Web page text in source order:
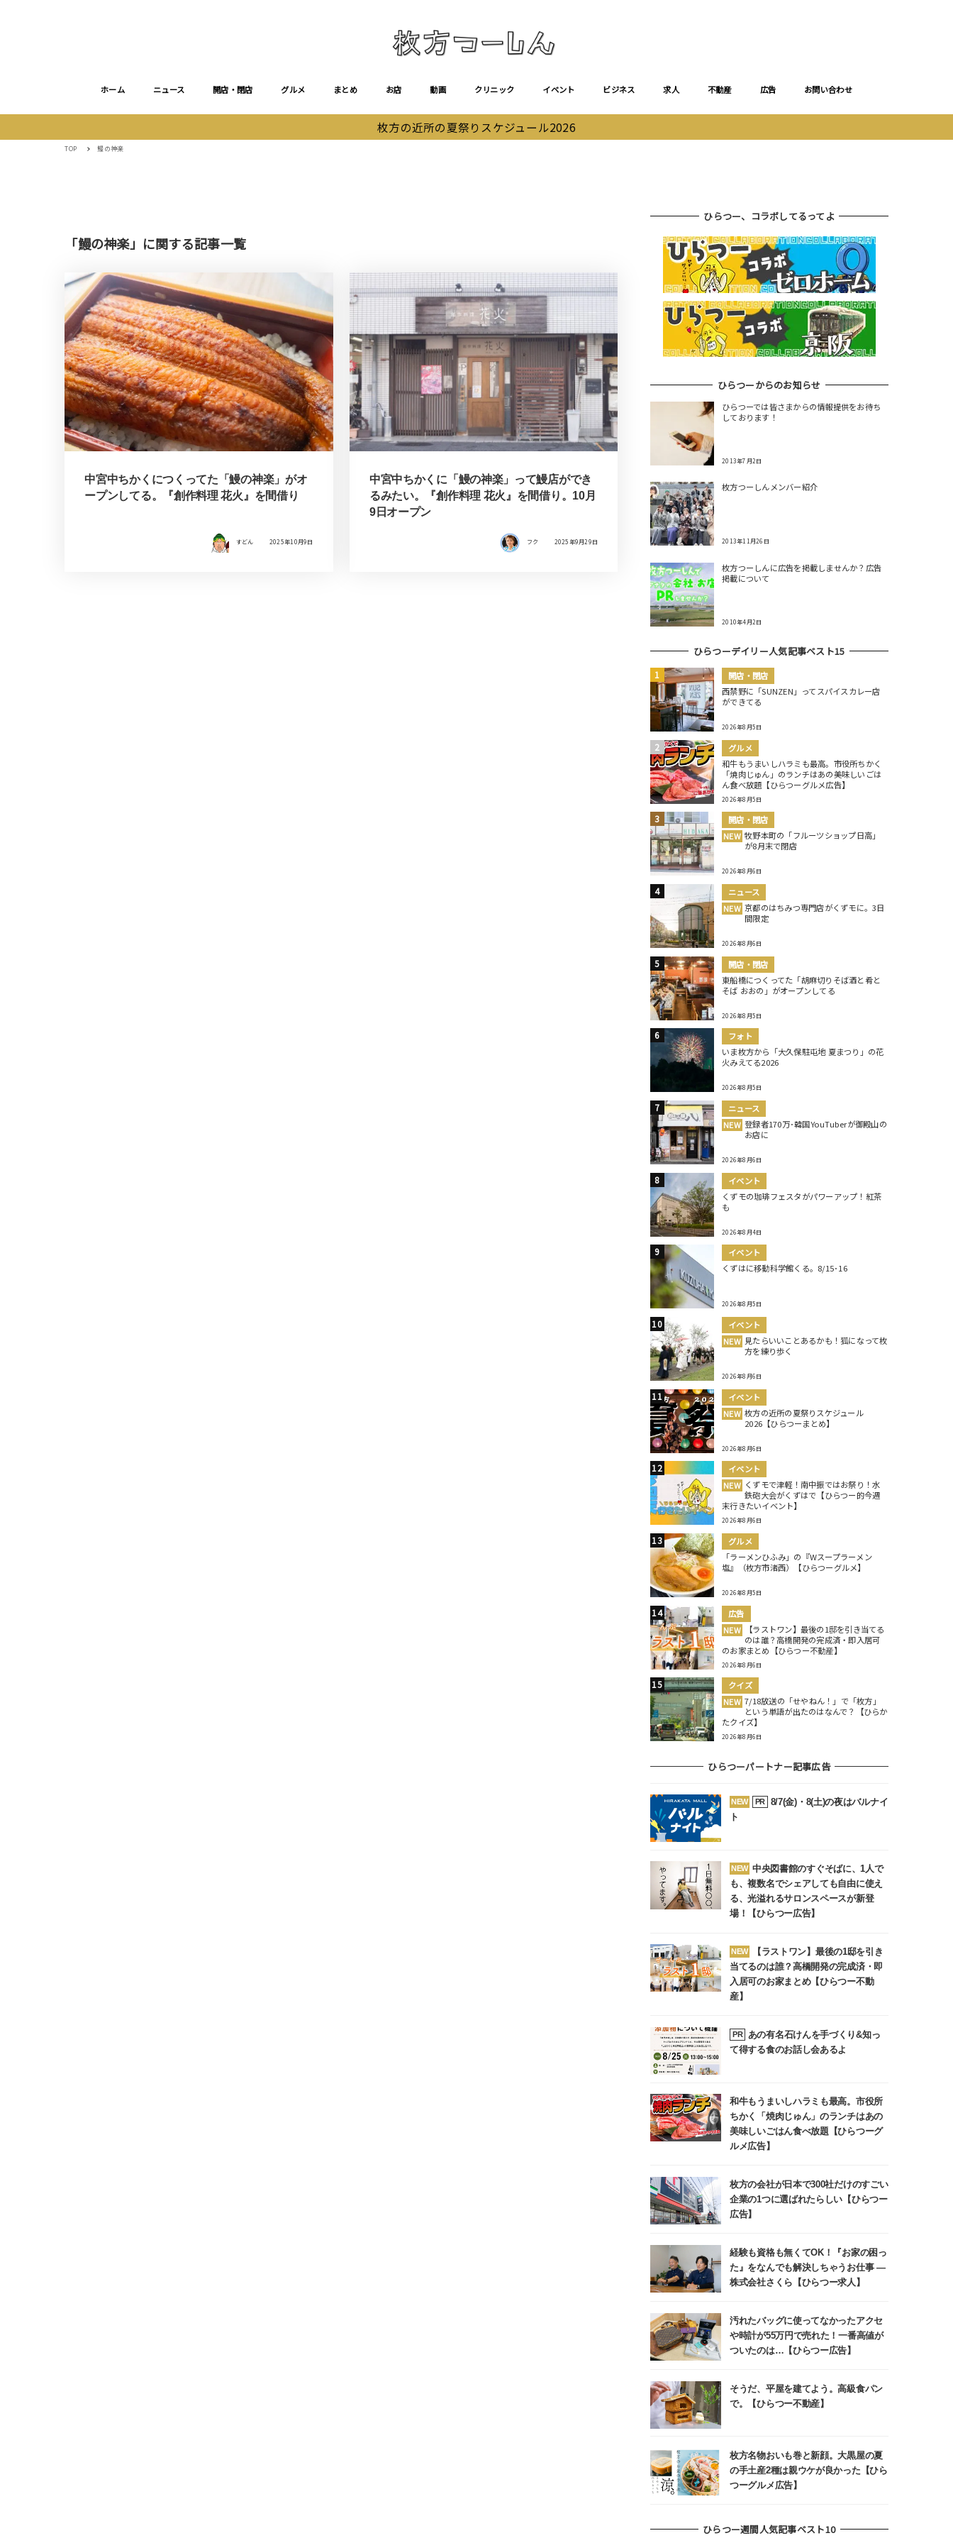
ホーム ニュース 開店・閉店 グルメ まとめ お店 動画 クリニック イベント ビジネス 求人 不動産 広告 お問い合わせ
枚方の近所の夏祭りスケジュール2026
TOP 鰻の神楽
「鰻の神楽」に関する記事一覧
中宮中ちかくにつくってた「鰻の神楽」がオ
ープンしてる。『創作料理 花火』を間借り
すどん 2025年10月9日
中宮中ちかくに「鰻の神楽」って鰻店ができ
るみたい。『創作料理 花火』を間借り。10月
9日オープン
フク 2025年9月29日
ひらつー、コラボしてるってよ
ひらつーからのお知らせ
ひらつーでは皆さまからの情報提供をお待ち
しております！
2013年7月2日
枚方つーしんメンバー紹介
2013年11月26日
枚方つーしんに広告を掲載しませんか？広告
掲載について
2010年4月2日
ひらつーデイリー人気記事ベスト15
開店・閉店
西禁野に「SUNZEN」ってスパイスカレー店
ができてる
2026年8月5日
グルメ
和牛もうまいしハラミも最高。市役所ちかく
「焼肉じゅん」のランチはあの美味しいごは
ん食べ放題【ひらつーグルメ広告】
2026年8月5日
開店・閉店
NEW 牧野本町の「フルーツショップ日高」
が8月末で閉店
2026年8月6日
ニュース
NEW 京都のはちみつ専門店がくずモに。3日
間限定
2026年8月6日
開店・閉店
東船橋につくってた「胡麻切りそば酒と肴と
そば おおの」がオープンしてる
2026年8月5日
フォト
いま枚方から「大久保駐屯地 夏まつり」の花
火みえてる2026
2026年8月5日
ニュース
NEW 登録者170万･韓国YouTuberが御殿山の
お店に
2026年8月6日
イベント
くずモの珈琲フェスタがパワーアップ！紅茶
も
2026年8月4日
イベント
くずはに移動科学館くる。8/15･16
2026年8月5日
イベント
NEW 見たらいいことあるかも！狐になって枚
方を練り歩く
2026年8月6日
イベント
NEW 枚方の近所の夏祭りスケジュール
2026【ひらつーまとめ】
2026年8月6日
イベント
NEW くずモで津軽！南中振ではお祭り！水
鉄砲大会がくずはで【ひらつー的今週
末行きたいイベント】
2026年8月6日
グルメ
「ラーメンひふみ」の『Wスープラーメン
塩』（枚方市渚西）【ひらつーグルメ】
2026年8月5日
広告
NEW
【ラストワン】最後の1邸を引き当てる
のは誰？高橋開発の完成済・即入居可
のお家まとめ【ひらつー不動産】
2026年8月6日
クイズ
NEW 7/18放送の「せやねん！」で「枚方」
という単語が出たのはなんで？【ひらか
たクイズ】
2026年8月6日
ひらつーパートナー記事広告
NEW PR
8/7(金)・8(土)の夜はバルナイ
ト
NEW 中央図書館のすぐそばに、1人で
も、複数名でシェアしても自由に使え
る、光溢れるサロンスペースが新登
場！【ひらつー広告】
NEW
【ラストワン】最後の1邸を引き
当てるのは誰？高橋開発の完成済・即
入居可のお家まとめ【ひらつー不動
産】
PR
あの有名石けんを手づくり&知っ
て得する食のお話し会あるよ
和牛もうまいしハラミも最高。市役所
ちかく「焼肉じゅん」のランチはあの
美味しいごはん食べ放題【ひらつーグ
ルメ広告】
枚方の会社が日本で300社だけのすごい
企業の1つに選ばれたらしい【ひらつー
広告】
経験も資格も無くてOK！『お家の困っ
た』をなんでも解決しちゃうお仕事 ―
株式会社さくら【ひらつー求人】
汚れたバッグに使ってなかったアクセ
や時計が55万円で売れた！一番高値が
ついたのは…【ひらつー広告】
そうだ、平屋を建てよう。高級食パン
で。【ひらつー不動産】
枚方名物おいも巻と新顔。大黒屋の夏
の手土産2種は親ウケが良かった【ひら
つーグルメ広告】
ひらつー週間人気記事ベスト10